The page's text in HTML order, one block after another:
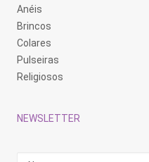
Anéis
Brincos
Colares
Pulseiras
Religiosos
NEWSLETTER